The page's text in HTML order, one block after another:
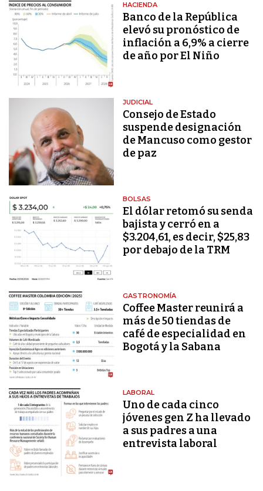
HACIENDA
Banco de la República
elevó su pronóstico de
inflación a 6,9% a cierre
de año por El Niño
JUDICIAL
Consejo de Estado
suspende designación
de Mancuso como gestor
de paz
BOLSAS
El dólar retomó su senda
bajista y cerró en a
$3.204,61, es decir, $25,83
por debajo de la TRM
GASTRONOMÍA
Coffee Master reunirá a
más de 50 tiendas de
café de especialidad en
Bogotá y la Sabana
LABORAL
Uno de cada cinco
jóvenes gen Z ha llevado
a sus padres a una
entrevista laboral